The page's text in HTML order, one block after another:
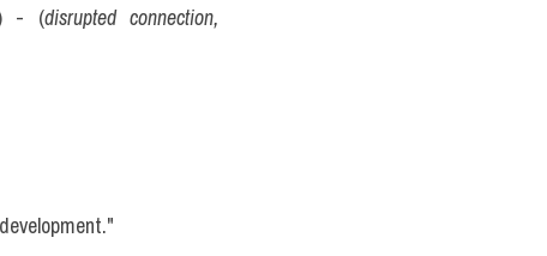
- (disrupted connection,